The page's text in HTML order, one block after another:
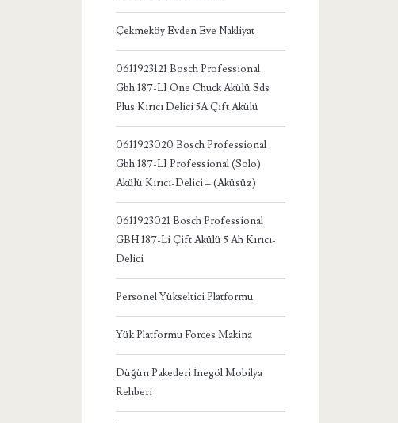
Çekmeköy Evden Eve Nakliyat
0611923121 Bosch Professional
Gbh 187-LI One Chuck Akülü Sds
Plus Kırıcı Delici 5A Çift Akülü
0611923020 Bosch Professional
Gbh 187-LI Professional (Solo)
Akülü Kırıcı-Delici – (Aküsüz)
0611923021 Bosch Professional
GBH 187-Li Çift Akülü 5 Ah Kırıcı-
Delici
Personel Yükseltici Platformu
Yük Platformu Forces Makina
Düğün Paketleri İnegöl Mobilya
Rehberi